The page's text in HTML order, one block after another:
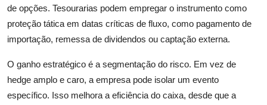
de opções. Tesourarias podem empregar o instrumento como
proteção tática em datas críticas de fluxo, como pagamento de
importação, remessa de dividendos ou captação externa.
O ganho estratégico é a segmentação do risco. Em vez de
hedge amplo e caro, a empresa pode isolar um evento
específico. Isso melhora a eficiência do caixa, desde que a